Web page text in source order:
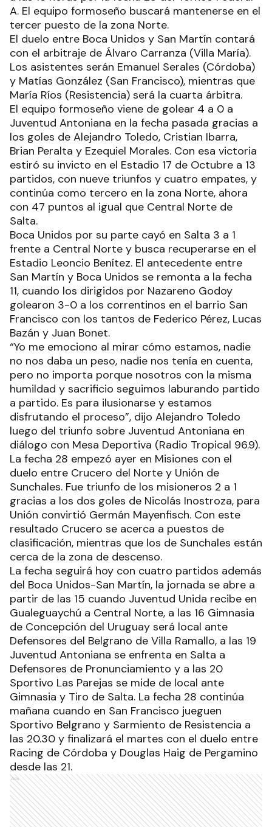
A. El equipo formoseño buscará mantenerse en el
tercer puesto de la zona Norte.
El duelo entre Boca Unidos y San Martín contará
con el arbitraje de Álvaro Carranza (Villa María).
Los asistentes serán Emanuel Serales (Córdoba)
y Matías González (San Francisco), mientras que
María Ríos (Resistencia) será la cuarta árbitra.
El equipo formoseño viene de golear 4 a 0 a
Juventud Antoniana en la fecha pasada gracias a
los goles de Alejandro Toledo, Cristian Ibarra,
Brian Peralta y Ezequiel Morales. Con esa victoria
estiró su invicto en el Estadio 17 de Octubre a 13
partidos, con nueve triunfos y cuatro empates, y
continúa como tercero en la zona Norte, ahora
con 47 puntos al igual que Central Norte de
Salta.
Boca Unidos por su parte cayó en Salta 3 a 1
frente a Central Norte y busca recuperarse en el
Estadio Leoncio Benítez. El antecedente entre
San Martín y Boca Unidos se remonta a la fecha
11, cuando los dirigidos por Nazareno Godoy
golearon 3-0 a los correntinos en el barrio San
Francisco con los tantos de Federico Pérez, Lucas
Bazán y Juan Bonet.
“Yo me emociono al mirar cómo estamos, nadie
no nos daba un peso, nadie nos tenía en cuenta,
pero no importa porque nosotros con la misma
humildad y sacrificio seguimos laburando partido
a partido. Es para ilusionarse y estamos
disfrutando el proceso”, dijo Alejandro Toledo
luego del triunfo sobre Juventud Antoniana en
diálogo con Mesa Deportiva (Radio Tropical 96.9).
La fecha 28 empezó ayer en Misiones con el
duelo entre Crucero del Norte y Unión de
Sunchales. Fue triunfo de los misioneros 2 a 1
gracias a los dos goles de Nicolás Inostroza, para
Unión convirtió Germán Mayenfisch. Con este
resultado Crucero se acerca a puestos de
clasificación, mientras que los de Sunchales están
cerca de la zona de descenso.
La fecha seguirá hoy con cuatro partidos además
del Boca Unidos-San Martín, la jornada se abre a
partir de las 15 cuando Juventud Unida recibe en
Gualeguaychú a Central Norte, a las 16 Gimnasia
de Concepción del Uruguay será local ante
Defensores del Belgrano de Villa Ramallo, a las 19
Juventud Antoniana se enfrenta en Salta a
Defensores de Pronunciamiento y a las 20
Sportivo Las Parejas se mide de local ante
Gimnasia y Tiro de Salta. La fecha 28 continúa
mañana cuando en San Francisco jueguen
Sportivo Belgrano y Sarmiento de Resistencia a
las 20.30 y finalizará el martes con el duelo entre
Racing de Córdoba y Douglas Haig de Pergamino
desde las 21.
Ads